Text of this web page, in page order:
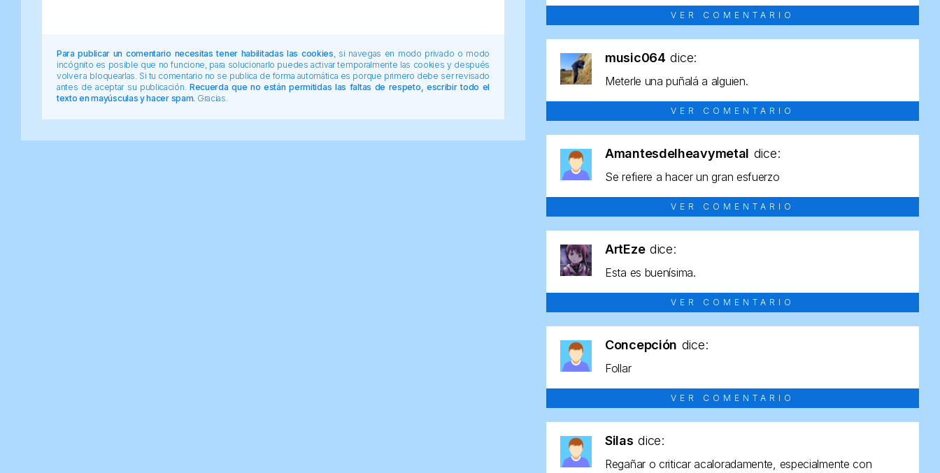
Para publicar un comentario necesitas tener habilitadas las cookies , si navegas en modo privado o modo
incógnito es posible que no funcione, para solucionarlo puedes activar temporalmente las cookies y después
volver a bloquearlas. Si tu comentario no se publica de forma automática es porque primero debe ser revisado
antes de aceptar su publicación. Recuerda que no están permitidas las faltas de respeto, escribir todo el
texto en mayúsculas y hacer spam. Gracias.
VER COMENTARIO
music064 dice:
Meterle una puñalá a alguien.
VER COMENTARIO
Amantesdelheavymetal dice:
Se refiere a hacer un gran esfuerzo
VER COMENTARIO
ArtEze dice:
Esta es buenísima.
VER COMENTARIO
Concepción dice:
Follar
VER COMENTARIO
Silas dice:
Regañar o criticar acaloradamente, especialmente con